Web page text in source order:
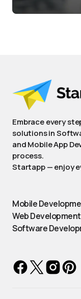
Embrace every
solutions in
and Mobile App
process.
Startapp — enjoy
Mobile
Web Development
Software